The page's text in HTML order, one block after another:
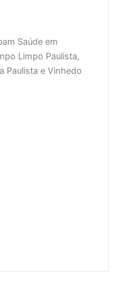
Saúde em
Limpo Paulista,
Paulista e Vinhedo